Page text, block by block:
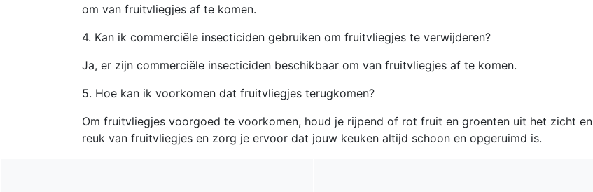
om van fruitvliegjes af te komen.
4. Kan ik commerciële insecticiden gebruiken om fruitvliegjes te verwijderen?
Ja, er zijn commerciële insecticiden beschikbaar om van fruitvliegjes af te komen.
5. Hoe kan ik voorkomen dat fruitvliegjes terugkomen?
Om fruitvliegjes voorgoed te voorkomen, houd je rijpend of rot fruit en groenten uit het zicht en
reuk van fruitvliegjes en zorg je ervoor dat jouw keuken altijd schoon en opgeruimd is.